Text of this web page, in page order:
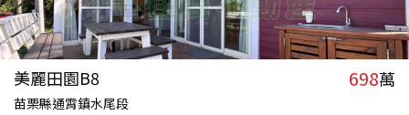
美麗田園B8 698萬
苗栗縣通霄鎮水尾段